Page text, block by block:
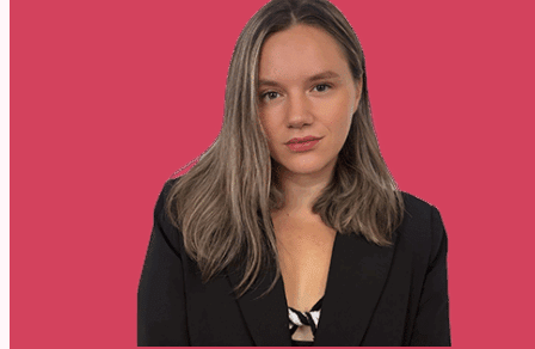
Glavna i odgovorna urednica Mahale
Vizionarka i osnivačica Mahala redakcije, pokretač i stub
ovog ženskog medijskog prostora. Njena novinarska
upornost, profesionalna posvećenost i hrabrost u otvaranju
društveno važnih tema oblikovali su Mahalu kao
prepoznatljiv glas žena u Sandžaku i šire. Alma je motor
ideja, urednička snaga i lice Mahale koje inspiriše i tim i
publiku.
Biografija